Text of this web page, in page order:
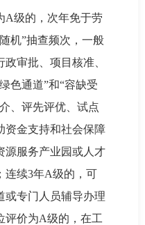
A级的，次年免于劳
机”抽查频次，一般
审批、项目核准、
色通道”和“容缺受
、评先评优、试点
资金支持和社会保障
源服务产业园或人才
连续3年A级的，可
或专门人员辅导办理
评价为A级的，在工